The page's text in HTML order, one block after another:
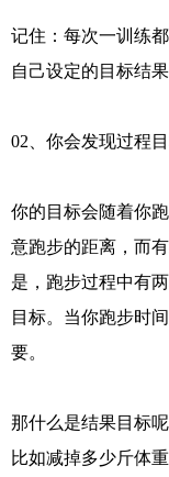
记住：每次一训练
自己设定的目标结果
02、你会发现过程
你的目标会随着你
意跑步的距离，而
是，跑步过程中有
目标。当你跑步时
要。
那什么是结果目标
比如减掉多少斤体